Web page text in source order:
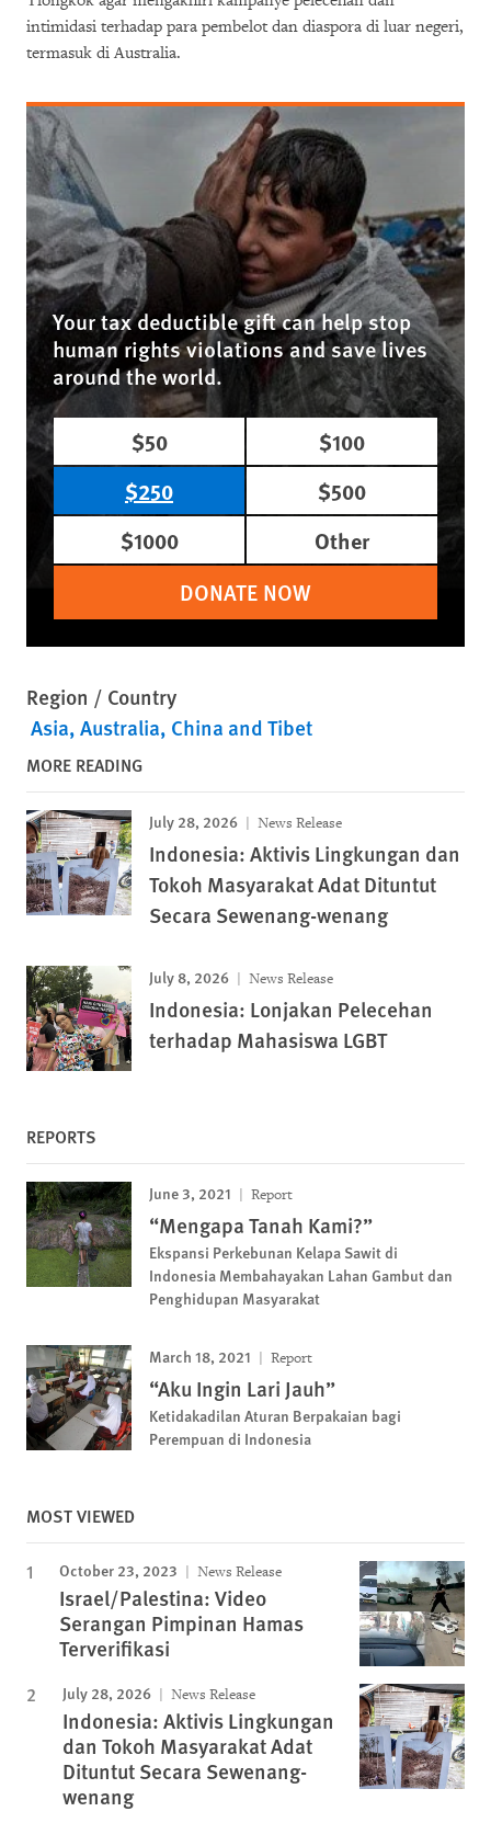
intimidasi terhadap para pembelot dan diaspora di luar negeri,
termasuk di Australia.
Your tax deductible gift can help stop
human rights violations and save lives
around the world.
$50
$100
$250
$500
$1000
Other
DONATE NOW
Region / Country
Asia Australia China and Tibet
MORE READING
July 28, 2026 News Release
Indonesia: Aktivis Lingkungan dan
Tokoh Masyarakat Adat Dituntut
Secara Sewenang-wenang
July 8, 2026 News Release
Indonesia: Lonjakan Pelecehan
terhadap Mahasiswa LGBT
REPORTS
June 3, 2021 Report
“Mengapa Tanah Kami?”
Ekspansi Perkebunan Kelapa Sawit di
Indonesia Membahayakan Lahan Gambut dan
Penghidupan Masyarakat
March 18, 2021 Report
“Aku Ingin Lari Jauh”
Ketidakadilan Aturan Berpakaian bagi
Perempuan di Indonesia
MOST VIEWED
October 23, 2023 News Release
Israel/Palestina: Video
Serangan Pimpinan Hamas
Terverifikasi
July 28, 2026 News Release
Indonesia: Aktivis Lingkungan
dan Tokoh Masyarakat Adat
Dituntut Secara Sewenang-
wenang